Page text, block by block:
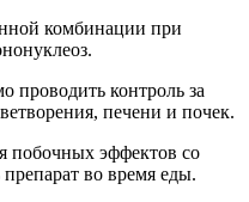
комбинации при
проводить контроль за
печени и почек.
побочных эффектов со
во время еды.